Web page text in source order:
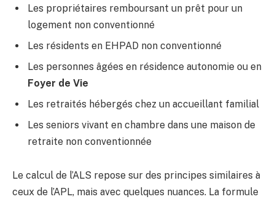
Les propriétaires remboursant un prêt pour un
logement non conventionné
Les résidents en EHPAD non conventionné
Les personnes âgées en résidence autonomie ou en
Foyer de Vie
Les retraités hébergés chez un accueillant familial
Les seniors vivant en chambre dans une maison de
retraite non conventionnée
Le calcul de l’ALS repose sur des principes similaires à
ceux de l’APL, mais avec quelques nuances. La formule